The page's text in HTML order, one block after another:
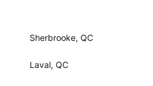
Sherbrooke, QC
Laval, QC